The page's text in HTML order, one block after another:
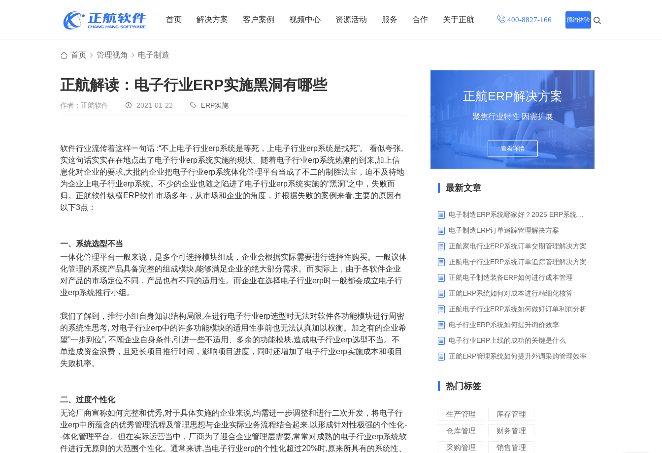
首页 解决方案
设备制造
非标自动化
装备制造
机械行业
五金行业
智能制造
查看更多>
电子贸易
元器件贸易
IC贸易行业
项目型接单
批发类销售
查看更多>
生产管理
成本核算
财务管理
质量管理
查看更多>
智能物流
报价接单
交期管理
查看更多>
客户案例
机电设备 家用电器 电子制造
机械制造
视频中心 资源活动 服务 合作 关于正航
联系正航
网站导航
预约体验
首页 管理视角 电子制造
正航解读：电子行业ERP实施黑洞有哪些
作者：正航软件 2021-01-22 ERP实施
软件行业流传着这样一句话 :“不上电子行业erp系统是等死，上电子行业erp系统是找死”。 看似夸张,
实这句话实实在在地点出了电子行业erp系统实施的现状。随着电子行业erp系统热潮的到来,加上信
息化对企业的要求,大批的企业把电子行业erp系统体化管理平台当成了不二的制胜法宝，迫不及待地
为企业上电子行业erp系统。不少的企业也随之陷进了电子行业erp系统实施的“黑洞”之中，失败而
归。正航软件纵横ERP软件市场多年，从市场和企业的角度，并根据失败的案例来看,主要的原因有
以下3点：
一、系统选型不当
一体化管理平台一般来说，是多个可选择模块组成，企业会根据实际需要进行选择性购买。一般议体
化管理的系统产品具备完整的组成模块,能够满足企业的绝大部分需求。而实际上，由于各软件企业
对产品的市场定位不同，产品也有不同的适用性。而企业在选择电子行业erp时一般都会成立电子行
业erp系统推行小组。
我们了解到，推行小组自身知识结构局限,在进行电子行业erp选型时无法对软件各功能模块进行周密
的系统性思考, 对电子行业erp中的许多功能模块的适用性事前也无法认真加以权衡。加之有的企业希
望”一步到位”, 不顾企业自身条件,引进一些不适用、多余的功能模块,造成电子行业erp选型不当。不
单造成资金浪费，且延长项目推行时间，影响项目进度，同时还增加了电子行业erp实施成本和项目
失败机率。
二、过度个性化
无论厂商宣称如何完整和优秀,对于具体实施的企业来说,均需进一步调整和进行二次开发，将电子行
业erp中所蕴含的优秀管理流程及管理思想与企业实际业务流程结合起来,以形成针对性极强的个性化-
-体化管理平台。但在实际运营当中，厂商为了迎合企业管理层需要,常常对成熟的电子行业erp系统软
件进行无原则的大范围个性化。通常来讲,当电子行业erp的个性化超过20%时,原来所具有的系统性、
正航ERP解决方案
聚焦行业特性 因需扩展
查看详情
最新文章
电子制造ERP订单追踪管理解决方案
正航家电行业ERP系统订单交期管理解决方案
正航电子行业ERP系统订单追踪管理解决方案
正航电子制造装备ERP如何进行成本管理
正航ERP系统如何对成本进行精细化核算
正航电子行业ERP系统如何做好订单利润分析
电子行业ERP系统如何提升询价效率
电子行业ERP上线的成功的关键是什么
正航ERP管理系统如何提升外调采购管理效率
热门标签
生产管理
库存管理
仓库管理
财务管理
采购管理
销售管理